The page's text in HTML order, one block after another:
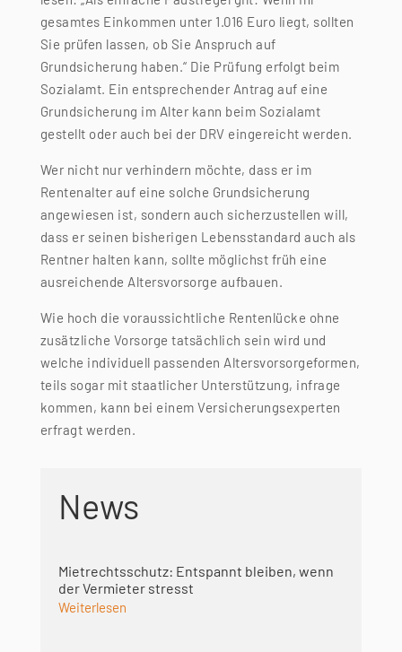
gesamtes Einkommen unter 1.016 Euro liegt, sollten
Sie prüfen lassen, ob Sie Anspruch auf
Grundsicherung haben.“ Die Prüfung erfolgt beim
Sozialamt. Ein entsprechender Antrag auf eine
Grundsicherung im Alter kann beim Sozialamt
gestellt oder auch bei der DRV eingereicht werden.
Wer nicht nur verhindern möchte, dass er im
Rentenalter auf eine solche Grundsicherung
angewiesen ist, sondern auch sicherzustellen will,
dass er seinen bisherigen Lebensstandard auch als
Rentner halten kann, sollte möglichst früh eine
ausreichende Altersvorsorge aufbauen.
Wie hoch die voraussichtliche Rentenlücke ohne
zusätzliche Vorsorge tatsächlich sein wird und
welche individuell passenden Altersvorsorgeformen,
teils sogar mit staatlicher Unterstützung, infrage
kommen, kann bei einem Versicherungsexperten
erfragt werden.
News
Mietrechtsschutz: Entspannt bleiben, wenn
der Vermieter stresst
Weiterlesen